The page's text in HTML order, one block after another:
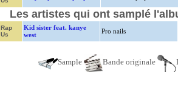
Les artistes qui ont samplé
Rap
Us
Kid sister feat. kanye
west
Pro nails
Sample Bande originale